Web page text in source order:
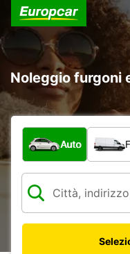
Noleggio furgoni
Scegli la tipologia di
Auto